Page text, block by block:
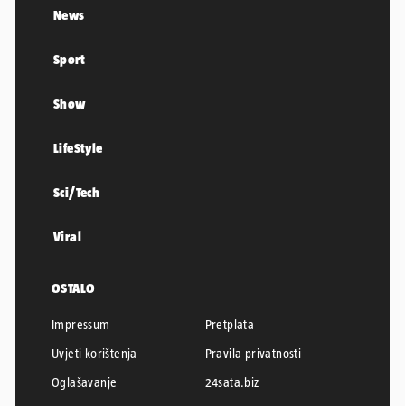
News
Sport
Show
LifeStyle
Sci/Tech
Viral
OSTALO
Impressum
Pretplata
Uvjeti korištenja
Pravila privatnosti
Oglašavanje
24sata.biz